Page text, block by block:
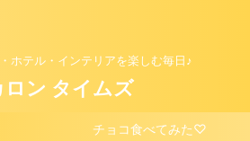
ホテル・インテリアを楽しむ毎日♪
ロン タイムズ
チョコ食べてみた♡